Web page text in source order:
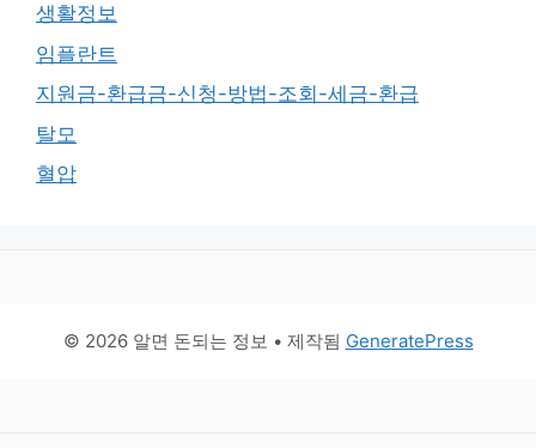
생활정보
임플란트
지원금-환급금-신청-방법-조회-세금-환급
탈모
혈압
© 2026 알면 돈되는 정보 • 제작됨 GeneratePress